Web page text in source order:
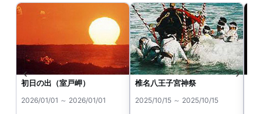
初日の出（室戸岬）
2026/01/01 ～ 2026/01/01
椎名八王子宮神祭
2025/10/15 ～ 2025/10/15